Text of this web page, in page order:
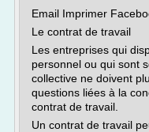
Email Imprimer
Le contrat de travail
Les entreprises qui
personnel ou qui sont
collective ne doivent
questions liées à la
contrat de travail.
Un contrat de travail